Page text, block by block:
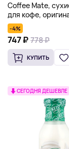
Coffee Mate,
для кофе,
311,8 г (11 унций)
-4%
747 ₽ 778 ₽
КУПИТЬ
СЕГОДНЯ ДЕШЕВЛЕ